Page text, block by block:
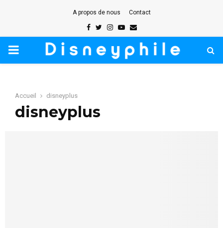
A propos de nous Contact
Facebook
TwitterInstagram
Youtube
Email
PRIMARY
Accueil disneyplus
disneyplus